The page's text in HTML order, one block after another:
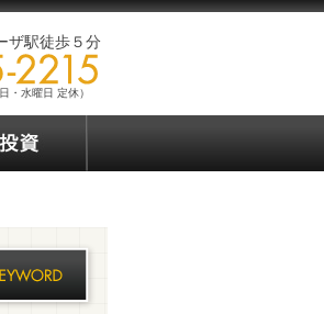
ザ駅徒歩５分
・水曜日 定休）